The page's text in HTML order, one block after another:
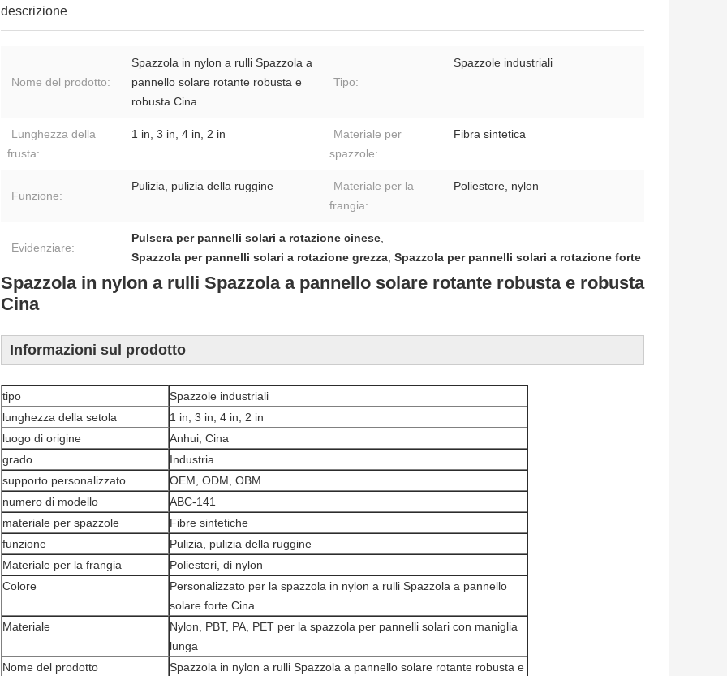
descrizione
Nome del prodotto:
Spazzola in nylon a rulli Spazzola a
pannello solare rotante robusta e
robusta Cina
Tipo:
Spazzole industriali
Lunghezza della
frusta:
1 in, 3 in, 4 in, 2 in
Materiale per
spazzole:
Fibra sintetica
Funzione:
Pulizia, pulizia della ruggine
Materiale per la
frangia:
Poliestere, nylon
Evidenziare:
Pulsera per pannelli solari a rotazione cinese,
Spazzola per pannelli solari a rotazione grezza, Spazzola per pannelli solari a rotazione forte
Spazzola in nylon a rulli Spazzola a pannello solare rotante robusta e robusta
Cina
Informazioni sul prodotto
tipo
Spazzole industriali
lunghezza della setola
1 in, 3 in, 4 in, 2 in
luogo di origine
Anhui, Cina
grado
Industria
supporto personalizzato
OEM, ODM, OBM
numero di modello
ABC-141
materiale per spazzole
Fibre sintetiche
funzione
Pulizia, pulizia della ruggine
Materiale per la frangia
Poliesteri, di nylon
Colore
Personalizzato per la spazzola in nylon a rulli Spazzola a pannello
solare forte Cina
Materiale
Nylon, PBT, PA, PET per la spazzola per pannelli solari con maniglia
lunga
Nome del prodotto
Spazzola in nylon a rulli Spazzola a pannello solare rotante robusta e